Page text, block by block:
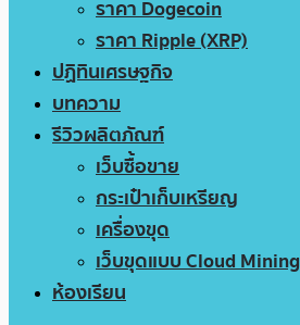
ราคา Dogecoin
ราคา Ripple (XRP)
ปฏิทินเศรษฐกิจ
บทความ
รีวิวผลิตภัณฑ์
เว็บซื้อขาย
กระเป๋าเก็บเหรียญ
เครื่องขุด
เว็บขุดแบบ Cloud Mining
ห้องเรียน